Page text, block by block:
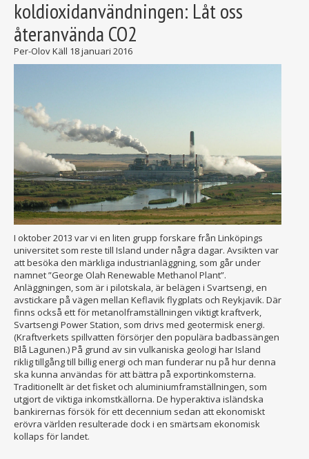
koldioxidanvändningen: Låt oss
återanvända CO2
Per-Olov Käll 18 januari 2016
I oktober 2013 var vi en liten grupp forskare från Linköpings
universitet som reste till Island under några dagar. Avsikten var
att besöka den märkliga industrianläggning, som går under
namnet ”George Olah Renewable Methanol Plant”.
Anläggningen, som är i pilotskala, är belägen i Svartsengi, en
avstickare på vägen mellan Keflavik flygplats och Reykjavik. Där
finns också ett för metanolframställningen viktigt kraftverk,
Svartsengi Power Station, som drivs med geotermisk energi.
(Kraftverkets spillvatten försörjer den populära badbassängen
Blå Lagunen.) På grund av sin vulkaniska geologi har Island
riklig tillgång till billig energi och man funderar nu på hur denna
ska kunna användas för att bättra på exportinkomsterna.
Traditionellt är det fisket och aluminiumframställningen, som
utgjort de viktiga inkomstkällorna. De hyperaktiva isländska
bankirernas försök för ett decennium sedan att ekonomiskt
erövra världen resulterade dock i en smärtsam ekonomisk
kollaps för landet.